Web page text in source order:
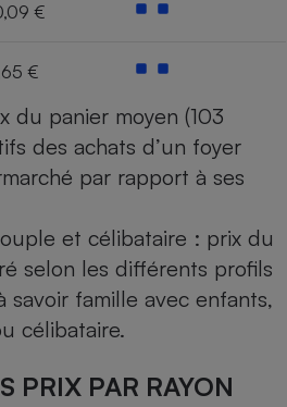
€
€
du panier moyen (103
des achats d’un foyer
par rapport à ses
et célibataire : prix du
selon les différents profils
savoir famille avec enfants,
célibataire.
PRIX PAR RAYON